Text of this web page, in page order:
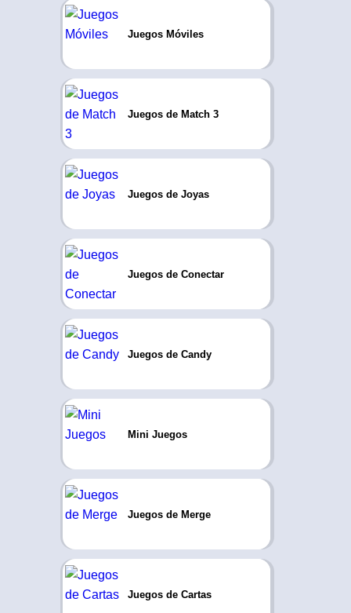
Juegos Móviles
Juegos de Match 3
Juegos de Joyas
Juegos de Conectar
Juegos de Candy
Mini Juegos
Juegos de Merge
Juegos de Cartas